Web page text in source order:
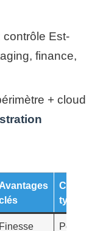
contrôle Est-
finance,
+ cloud
Avantages
Cas
typiques
Finesse
Postes